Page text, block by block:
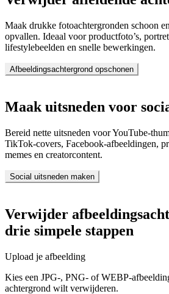
Maak drukke fotoachtergronden schoon
opvallen. Ideaal voor productfoto’s,
lifestylebeelden en snelle bewerkingen.
Afbeeldingsachtergrond opschonen
Maak uitsneden voor
Bereid nette uitsneden voor YouTube-
TikTok-covers, Facebook-afbeeldingen,
memes en creatorcontent.
Social uitsneden maken
Verwijder
drie simpele stappen
Upload je afbeelding
Kies een JPG-, PNG- of WEBP-
achtergrond wilt verwijderen.